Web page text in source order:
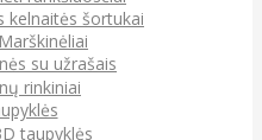
kelnaitės šortukai
Marškinėliai
su užrašais
rinkiniai
taupyklės